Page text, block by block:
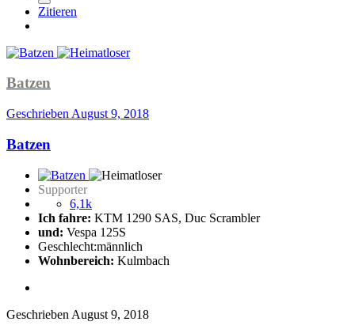
Zitieren
Batzen
Geschrieben August 9, 2018
Batzen
Supporter
6,1k
Ich fahre: KTM 1290 SAS, Duc Scrambler
und: Vespa 125S
Geschlecht:männlich
Wohnbereich: Kulmbach
Geschrieben August 9, 2018